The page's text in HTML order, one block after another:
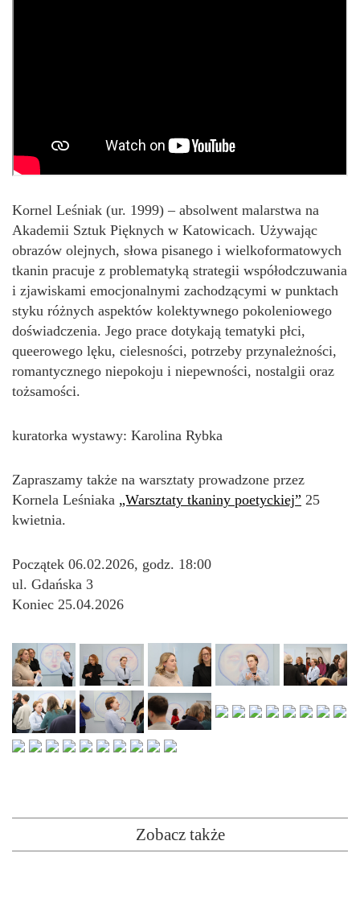
Kornel Leśniak (ur. 1999) – absolwent malarstwa na
Akademii Sztuk Pięknych w Katowicach. Używając
obrazów olejnych, słowa pisanego i wielkoformatowych
tkanin pracuje z problematyką strategii współodczuwania
i zjawiskami emocjonalnymi zachodzącymi w punktach
styku różnych aspektów kolektywnego pokoleniowego
doświadczenia. Jego prace dotykają tematyki płci,
queerowego lęku, cielesności, potrzeby przynależności,
romantycznego niepokoju i niepewności, nostalgii oraz
tożsamości.
kuratorka wystawy: Karolina Rybka
Zapraszamy także na warsztaty prowadzone przez
Kornela Leśniaka „Warsztaty tkaniny poetyckiej” 25
kwietnia.
Początek 06.02.2026, godz. 18:00
ul. Gdańska 3
Koniec 25.04.2026
Zobacz także